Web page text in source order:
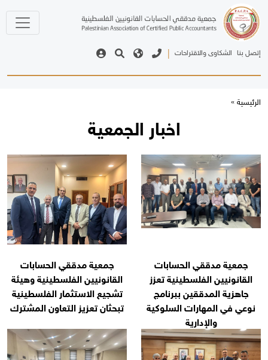
|
اخبار الجمعية
تعزز
ببرنامج
السلوكية
جمعية مدققي الحسابات
القانونيين الفلسطينية وهيئة
تشجيع الاستثمار الفلسطينية
تبحثان تعزيز التعاون المشترك